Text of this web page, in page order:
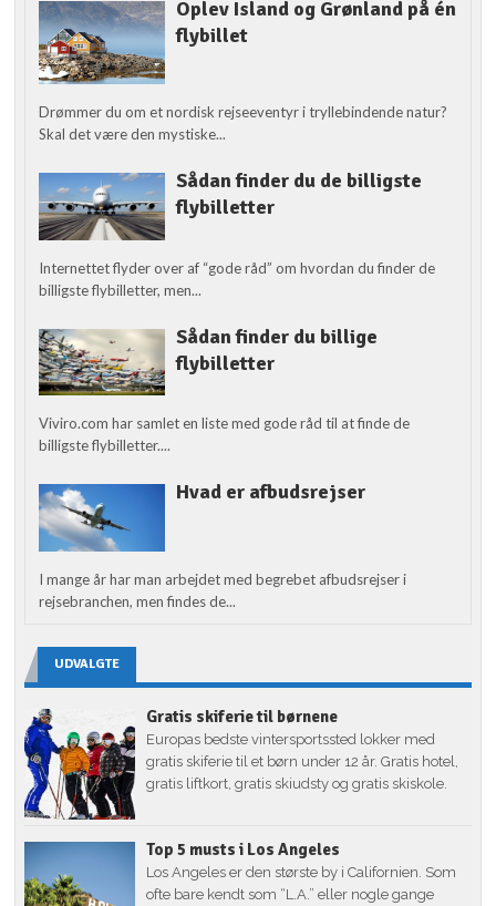
Oplev Island og Grønland på én
flybillet
Drømmer du om et nordisk rejseeventyr i tryllebindende natur?
Skal det være den mystiske...
Sådan finder du de billigste
flybilletter
Internettet flyder over af “gode råd” om hvordan du finder de
billigste flybilletter, men...
Sådan finder du billige
flybilletter
Viviro.com har samlet en liste med gode råd til at finde de
billigste flybilletter....
Hvad er afbudsrejser
I mange år har man arbejdet med begrebet afbudsrejser i
rejsebranchen, men findes de...
UDVALGTE
Gratis skiferie til børnene
Europas bedste vintersportssted lokker med
gratis skiferie til et børn under 12 år. Gratis hotel,
gratis liftkort, gratis skiudsty og gratis skiskole.
Top 5 musts i Los Angeles
Los Angeles er den største by i Californien. Som
ofte bare kendt som “L.A.” eller nogle gange